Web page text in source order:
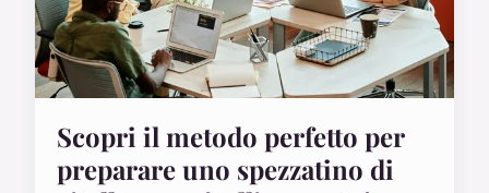
Scopri il metodo perfetto per
preparare uno spezzatino di